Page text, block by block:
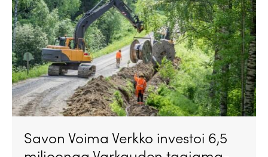
Savon Voima Verkko investoi 6,5